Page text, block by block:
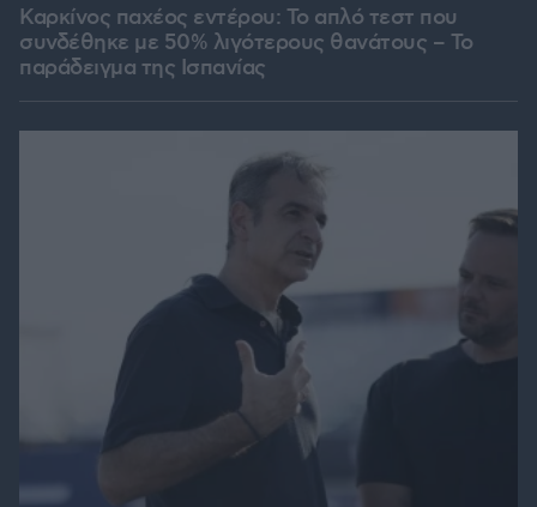
Καρκίνος παχέος εντέρου: Το απλό τεστ που
συνδέθηκε με 50% λιγότερους θανάτους – Το
παράδειγμα της Ισπανίας